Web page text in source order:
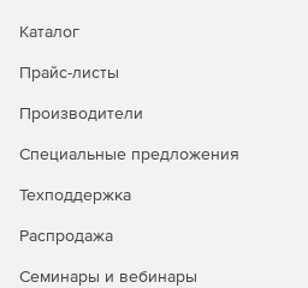
Каталог
Прайс-листы
Производители
Специальные предложения
Техподдержка
Распродажа
Семинары и вебинары